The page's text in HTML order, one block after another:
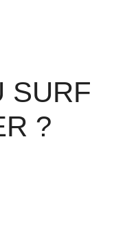
SURF
?